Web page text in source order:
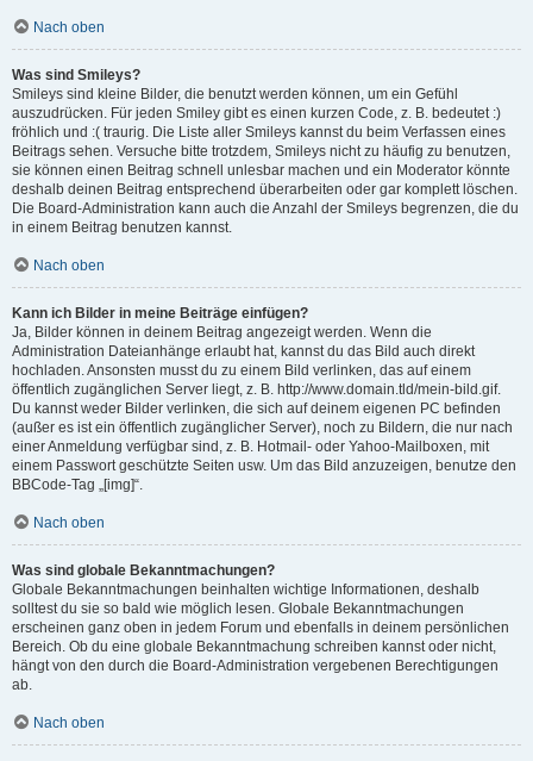
Nach oben
Was sind Smileys?
Smileys sind kleine Bilder, die benutzt werden können, um ein Gefühl
auszudrücken. Für jeden Smiley gibt es einen kurzen Code, z. B. bedeutet :)
fröhlich und :( traurig. Die Liste aller Smileys kannst du beim Verfassen eines
Beitrags sehen. Versuche bitte trotzdem, Smileys nicht zu häufig zu benutzen,
sie können einen Beitrag schnell unlesbar machen und ein Moderator könnte
deshalb deinen Beitrag entsprechend überarbeiten oder gar komplett löschen.
Die Board-Administration kann auch die Anzahl der Smileys begrenzen, die du
in einem Beitrag benutzen kannst.
Nach oben
Kann ich Bilder in meine Beiträge einfügen?
Ja, Bilder können in deinem Beitrag angezeigt werden. Wenn die
Administration Dateianhänge erlaubt hat, kannst du das Bild auch direkt
hochladen. Ansonsten musst du zu einem Bild verlinken, das auf einem
öffentlich zugänglichen Server liegt, z. B. http://www.domain.tld/mein-bild.gif.
Du kannst weder Bilder verlinken, die sich auf deinem eigenen PC befinden
(außer es ist ein öffentlich zugänglicher Server), noch zu Bildern, die nur nach
einer Anmeldung verfügbar sind, z. B. Hotmail- oder Yahoo-Mailboxen, mit
einem Passwort geschützte Seiten usw. Um das Bild anzuzeigen, benutze den
BBCode-Tag „[img]“.
Nach oben
Was sind globale Bekanntmachungen?
Globale Bekanntmachungen beinhalten wichtige Informationen, deshalb
solltest du sie so bald wie möglich lesen. Globale Bekanntmachungen
erscheinen ganz oben in jedem Forum und ebenfalls in deinem persönlichen
Bereich. Ob du eine globale Bekanntmachung schreiben kannst oder nicht,
hängt von den durch die Board-Administration vergebenen Berechtigungen
ab.
Nach oben